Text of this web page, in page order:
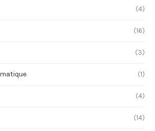
(4)
(16)
(3)
(1)
(4)
(14)